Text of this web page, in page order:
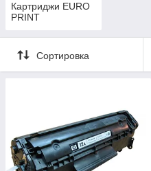
Картриджи EURO
PRINT
Сортировка